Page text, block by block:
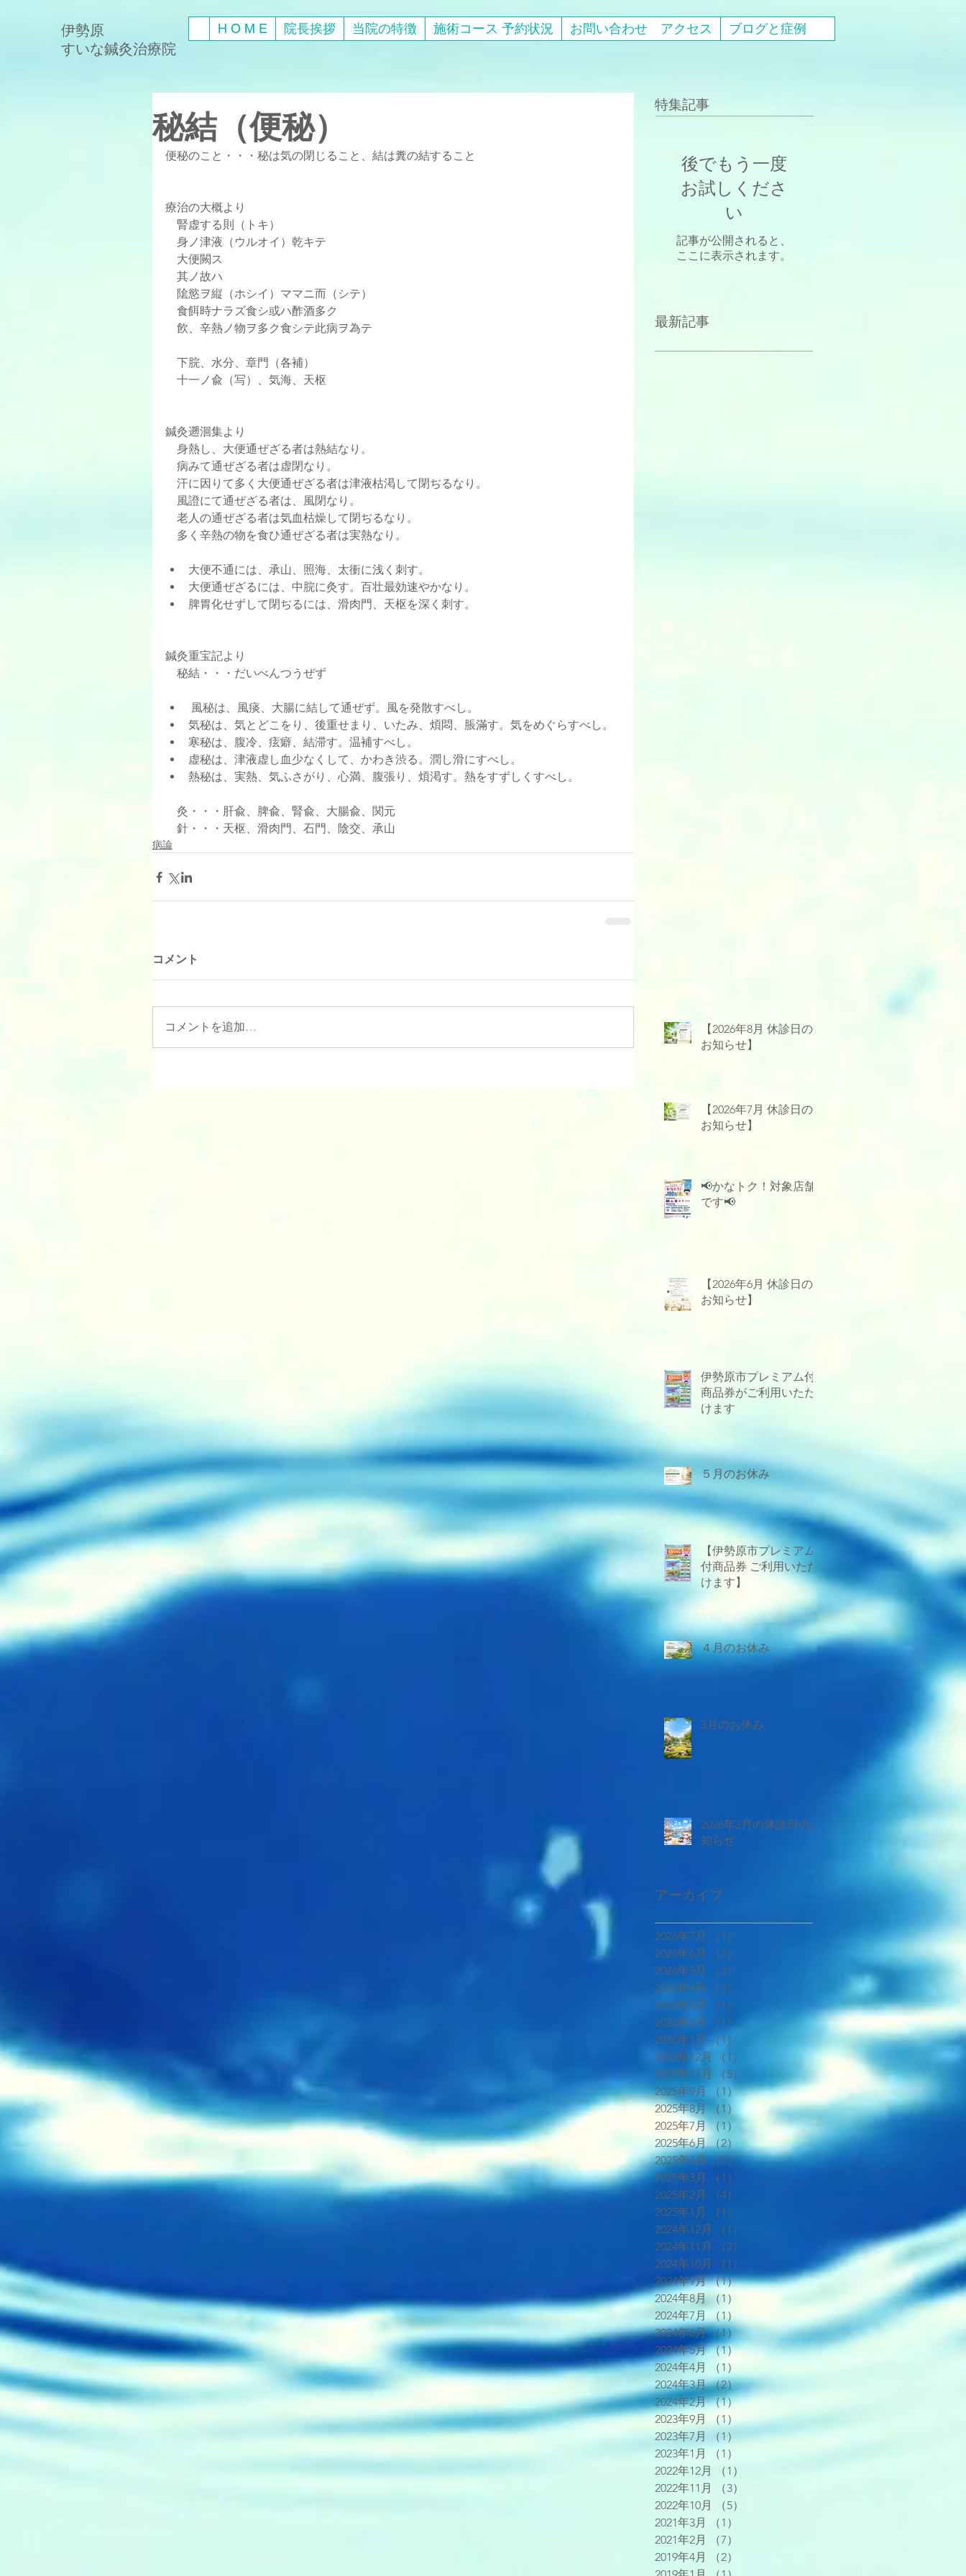
伊勢原
​すいな鍼灸治療院
H O M E 院長挨拶 当院の特徴 施術コース 予約状況 お問い合わせ アクセス ブログと症例
秘結（便秘）
便秘のこと・・・秘は気の閉じること、結は糞の結すること
療治の大概より
    腎虚する則（トキ）
    身ノ津液（ウルオイ）乾キテ
    大便闕ス
    其ノ故ハ
    隂慾ヲ縦（ホシイ）ママニ而（シテ）
    食餌時ナラズ食シ或ハ酢酒多ク
    飮、辛熱ノ物ヲ多ク食シテ此病ヲ為テ
    下脘、水分、章門（各補）
    十一ノ兪（写）、気海、天枢
鍼灸遡洄集より
    身熱し、大便通ぜざる者は熱結なり。
    病みて通ぜざる者は虚閉なり。
    汗に因りて多く大便通ぜざる者は津液枯渇して閉ぢるなり。
    風證にて通ぜざる者は、風閉なり。
    老人の通ぜざる者は気血枯燥して閉ぢるなり。
    多く辛熱の物を食ひ通ぜざる者は実熱なり。
大便不通には、承山、照海、太衝に浅く刺す。
大便通ぜざるには、中脘に灸す。百壮最効速やかなり。
脾胃化せずして閉ぢるには、滑肉門、天枢を深く刺す。
鍼灸重宝記より
    秘結・・・だいべんつうぜず
風秘は、風痰、大腸に結して通ぜず。風を発散すべし。
気秘は、気とどこをり、後重せまり、いたみ、煩悶、脹滿す。気をめぐらすべし。
寒秘は、腹冷、痃癖、結滞す。温補すべし。
虚秘は、津液虚し血少なくして、かわき渋る。潤し滑にすべし。
熱秘は、実熱、気ふさがり、心満、腹張り、煩渇す。熱をすずしくすべし。
    灸・・・肝兪、脾兪、腎兪、大腸兪、関元
    針・・・天枢、滑肉門、石門、陰交、承山
病論
コメント
コメントを追加…
特集記事
後でもう一度
お試しくださ
い
記事が公開されると、
ここに表示されます。
最新記事
【2026年8月 休診日の
お知らせ】
【2026年7月 休診日の
お知らせ】
📢かなトク！対象店舗
です📢
【2026年6月 休診日の
お知らせ】
伊勢原市プレミアム付
商品券がご利用いただ
けます
５月のお休み
【伊勢原市プレミアム
付商品券 ご利用いただ
けます】
４月のお休み
3月のお休み
2026年2月の休診日のお
知らせ
アーカイブ
2026年7月 （1）
2026年6月
（2）
2026年5月
（2）
2026年4月
（3）
2026年3月
（1）
2026年2月
（1）
2026年1月 （1）
2025年12月
（1）
2025年11月
（5）
2025年9月
（1）1件の記事
2025年8月 （1）
1件の記事
2025年7月 （1）
1件の記事
2025年6月 （2）2件の記事
2025年4月 （1）1件の記事
2025年3月
（1）
2025年2月
（4）
2025年1月
（1）
2024年12月
（1）
2024年11月
（2）
2024年10月
（1）
2024年9月 （1）1件の記事
2024年8月 （1）
2024年7月
（1）
2024年6月 （1）
1件の記事
2024年5月 （1）1件の記事
2024年4月
（1）
2024年3月 （2）2件の記事
2024年2月 （1）1件の記事
2023年9月
（1）1件の記事
2023年7月
（1）
1件の記事
2023年1月
（1）
2022年12月
（1）
2022年11月
（3）
2022年10月
（5）
2021年3月
（1）
2021年2月
（7）
2019年4月
（2）